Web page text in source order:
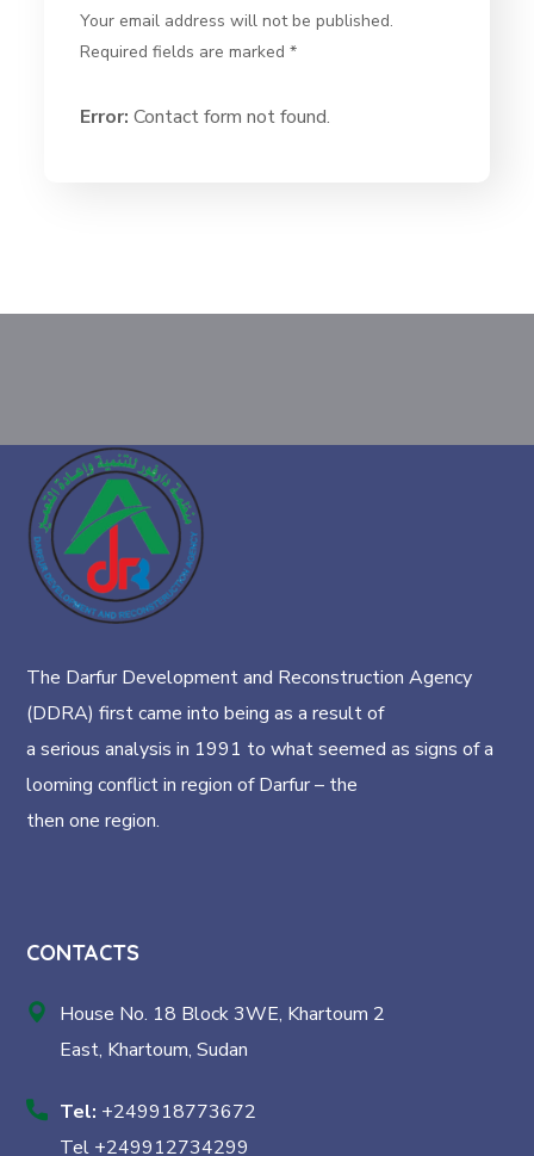
Your email address will not be published.
Required fields are marked *
Error: Contact form not found.
The Darfur Development and Reconstruction Agency
(DDRA) first came into being as a result of
a serious analysis in 1991 to what seemed as signs of a
looming conflict in region of Darfur – the
then one region.
CONTACTS
House No. 18 Block 3WE, Khartoum 2
East, Khartoum, Sudan
Tel: +249918773672
Tel +249912734299